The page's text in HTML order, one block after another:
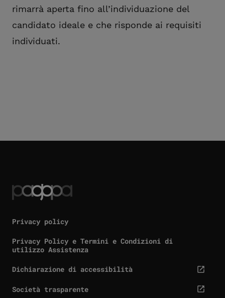
rimarrà aperta fino all’individuazione del
candidato ideale e che risponde ai requisiti
individuati.
Privacy policy
Privacy Policy e Termini e Condizioni di
utilizzo Assistenza
Dichiarazione di accessibilità
cta.screenReaderExternal
Società trasparente
cta.screenReaderExternal